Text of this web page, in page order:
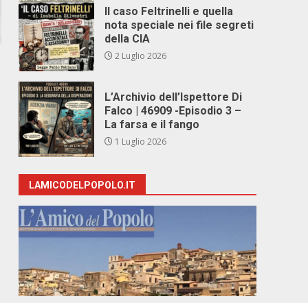
Il caso Feltrinelli e quella
nota speciale nei file segreti
della CIA
2 Luglio 2026
L’Archivio dell’Ispettore Di
Falco | 46909 -Episodio 3 –
La farsa e il fango
1 Luglio 2026
LAMICODELPOPOLO.IT